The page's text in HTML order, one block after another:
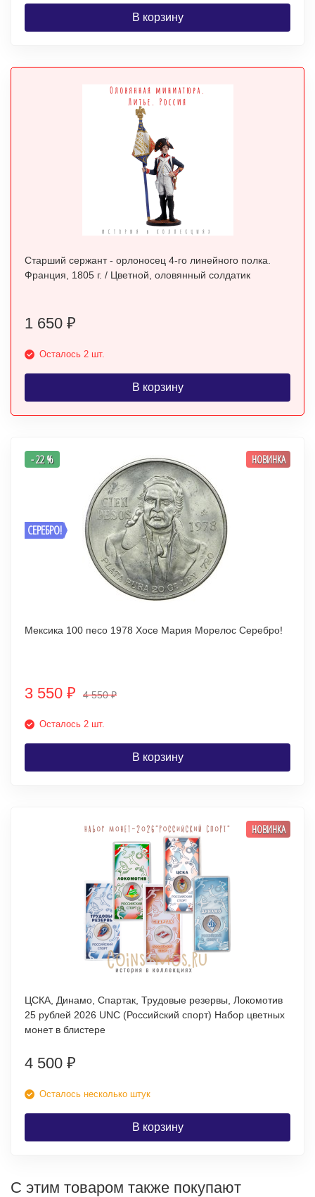
В корзину
Старший сержант - орлоносец 4-го линейного полка.
Франция, 1805 г. / Цветной, оловянный солдатик
1 650 ₽
Осталось 2 шт.
В корзину
СЕРЕБРО!
- 22 % НОВИНКА
Мексика 100 песо 1978 Хосе Мария Морелос Серебро!
3 550 ₽ 4 550₽
Осталось 2 шт.
В корзину
НОВИНКА
ЦСКА, Динамо, Спартак, Трудовые резервы, Локомотив
25 рублей 2026 UNC (Российский спорт) Набор цветных
монет в блистере
4 500 ₽
Осталось несколько штук
В корзину
С этим товаром также покупают